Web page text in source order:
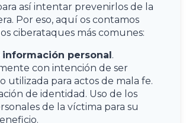
así intentar prevenirlos de la
Por eso, aquí os contamos
ciberataques más comunes:
información personal.
con intención de ser
utilizada para actos de mala fe.
de identidad. Uso de los
de la víctima para su